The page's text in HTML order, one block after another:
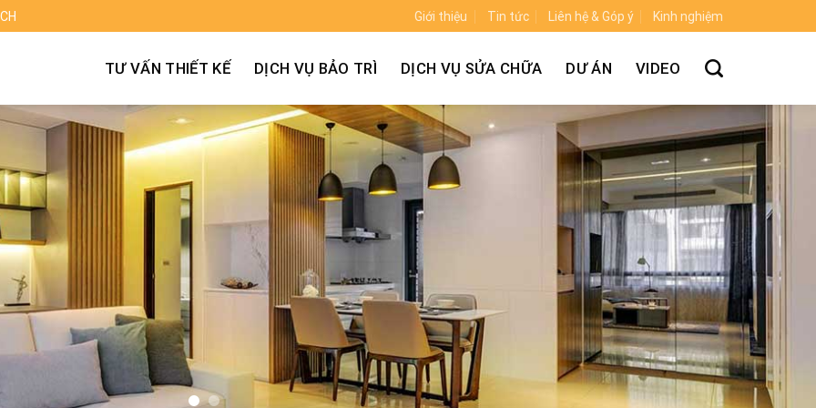
Giới thiệu Tin tức Liên hệ & Góp ý Kinh nghiệm
TƯ VẤN THIẾT KẾ DỊCH VỤ BẢO TRÌ DỊCH VỤ SỬA CHỮA DƯ ÁN VIDEO